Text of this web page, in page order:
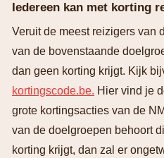
Iedereen kan met korting
Veruit de meest reizigers van
van de bovenstaande
dan geen korting krijgt. Kijk
kortingscode.be. Hier vind je
grote kortingsacties van de
van de doelgroepen behoort
korting krijgt, dan zal er